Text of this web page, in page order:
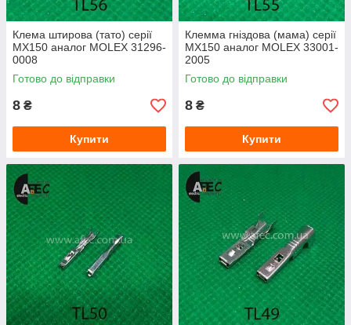
Клемa штирова (тато) серії
MX150 аналог MOLEX 31296-
0008
Готово до відправки
8 ₴
Купити
Клемма гніздова (мама) серії
MX150 аналог MOLEX 33001-
2005
Готово до відправки
8 ₴
Купити